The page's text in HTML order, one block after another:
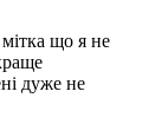
що я не
дуже не